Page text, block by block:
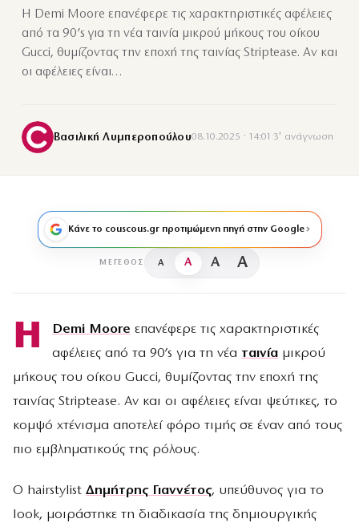
Η Demi Moore επανέφερε τις χαρακτηριστικές αφέλειες
από τα 90’s για τη νέα ταινία μικρού μήκους του οίκου
Gucci, θυμίζοντας την εποχή της ταινίας Striptease. Αν και
οι αφέλειες είναι…
Βασιλική Λυμπεροπούλου08.10.2025 · 14:01 ·3′ ανάγνωση
Κάνε το couscous.gr προτιμώμενη πηγή στην Google
ΜΈΓΕΘΟΣ A A A A
Η Demi Moore επανέφερε τις χαρακτηριστικές
αφέλειες από τα 90’s για τη νέα ταινία μικρού
μήκους του οίκου Gucci, θυμίζοντας την εποχή της
ταινίας Striptease. Αν και οι αφέλειες είναι ψεύτικες, το
κομψό χτένισμα αποτελεί φόρο τιμής σε έναν από τους
πιο εμβληματικούς της ρόλους.
Ο hairstylist Δημήτρης Γιαννέτος, υπεύθυνος για το
look, μοιράστηκε τη διαδικασία της δημιουργικής